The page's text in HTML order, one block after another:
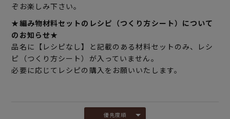
ぞお楽しみ下さい。
★編み物材料セットのレシピ（つくり方シート）について
のお知らせ★
品名に【レシピなし】と記載のある材料セットのみ、レシ
ピ（つくり方シート）が入っていません。
必要に応じてレシピの購入をお願いいたします。
優先度順